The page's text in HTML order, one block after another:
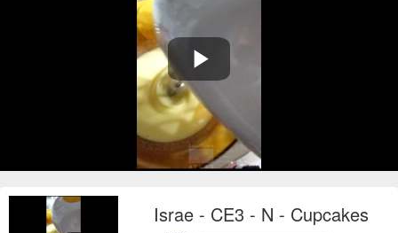
Play
Video
Israe - CE3 - N - Cupcakes